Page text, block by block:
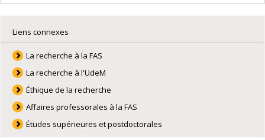
Liens connexes
La recherche à la FAS
La recherche à l'UdeM
Éthique de la recherche
Affaires professorales à la FAS
Études supérieures et postdoctorales